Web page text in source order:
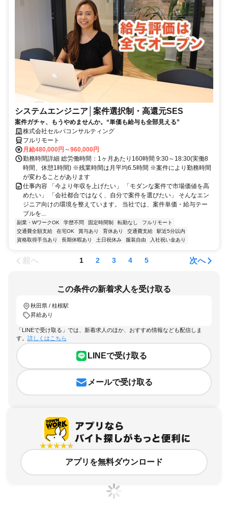
システムエンジニア│案件選択制・高還元SES
案件ガチャ、もうやめませんか。“単価も給与も全部見える”
株式会社セルバコンサルティング
フルリモート
月給480,000円～960,000円
勤務時間詳細 総労働時間：1ヶ月あたり160時間 9:30～18:30(実働8
時間、休憩1時間) ※残業時間は月平均6.5時間 ※案件により勤務時間
が変わることがあります
仕事内容 「今より年収を上げたい」 「モダンな案件で市場価値を高
めたい」 「会社都合ではなく、自分で案件を選びたい」 そんなエン
ジニア向けの環境を整えています。 当社では、案件単価・給与テー
ブルを...
副業・WワークOK 学歴不問 固定時間制 転勤なし
フルリモート
交通費全額支給
在宅OK 賞与あり 育休あり 交通費支給
駅近5分以内
資格取得手当あり
長期休暇あり 土日祝休み 服装自由 入社祝い金あり
前へ 1 2 3 4 5 次へ
この条件の新着求人を受け取る
秋田県 / 桂根駅
昇給あり
「LINEで受け取る」では、新着求人のほか、おすすめ情報なども配信しま
す。 詳しくはこちら
LINEで受け取る
メールで受け取る
アプリを無料ダウンロード